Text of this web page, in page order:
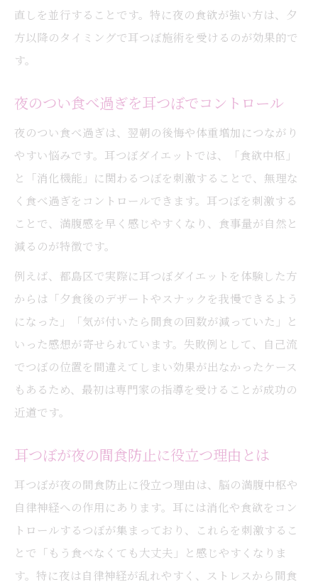
直しを並行することです。特に夜の食欲が強い方は、夕
方以降のタイミングで耳つぼ施術を受けるのが効果的で
す。
夜のつい食べ過ぎを耳つぼでコントロール
夜のつい食べ過ぎは、翌朝の後悔や体重増加につながり
やすい悩みです。耳つぼダイエットでは、「食欲中枢」
と「消化機能」に関わるつぼを刺激することで、無理な
く食べ過ぎをコントロールできます。耳つぼを刺激する
ことで、満腹感を早く感じやすくなり、食事量が自然と
減るのが特徴です。
例えば、都島区で実際に耳つぼダイエットを体験した方
からは「夕食後のデザートやスナックを我慢できるよう
になった」「気が付いたら間食の回数が減っていた」と
いった感想が寄せられています。失敗例として、自己流
でつぼの位置を間違えてしまい効果が出なかったケース
もあるため、最初は専門家の指導を受けることが成功の
近道です。
耳つぼが夜の間食防止に役立つ理由とは
耳つぼが夜の間食防止に役立つ理由は、脳の満腹中枢や
自律神経への作用にあります。耳には消化や食欲をコン
トロールするつぼが集まっており、これらを刺激するこ
とで「もう食べなくても大丈夫」と感じやすくなりま
す。特に夜は自律神経が乱れやすく、ストレスから間食